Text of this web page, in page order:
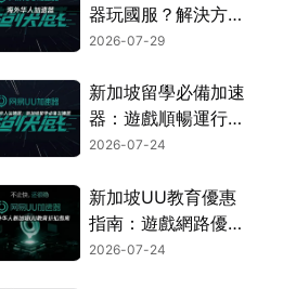
器玩國服？解決方案
全指南！
2026-07-29
新加坡留學必備加速
器：遊戲順暢運行的
終極攻略！
2026-07-24
新加坡UU教育優惠
指南：遊戲網路優化
完整攻略！
2026-07-24